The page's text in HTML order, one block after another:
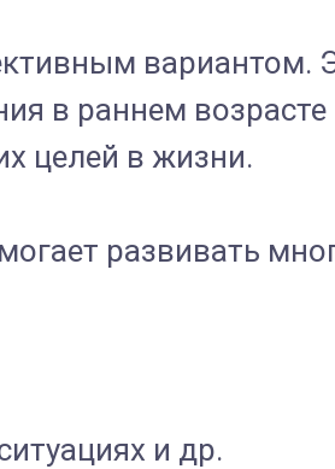
вариантом.
в раннем
целей в жизни.
развивать
и др.